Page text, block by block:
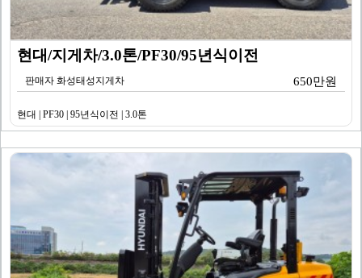
현대/지게차/3.0톤/PF30/95년식이전
판매자 화성태성지게차 650만원
현대 | PF30 | 95년식이전 | 3.0톤